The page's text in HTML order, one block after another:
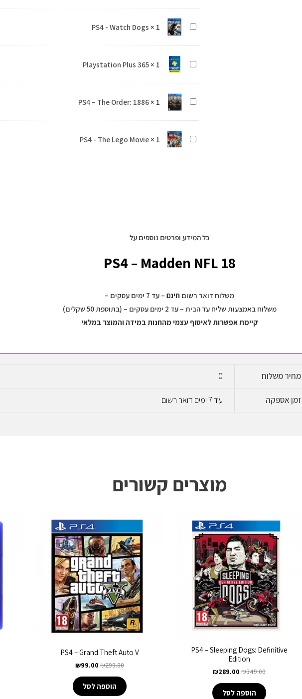
18
Last
of
Remastered
PS4
Watch
Dogs
1
×
PS4 - Watch Dogs
Playstation
1
×
Playstation Plus 365
PS4
Order:
1886
1
×
PS4 – The Order: 1886
PS4
1
×
PS4 - The Lego Movie
כל המידע ופרטים נוספים על
PS4 – Madden NFL 18
משלוח דואר רשום חינם – עד 7 ימים עסקים –
משלוח באמצעות שליח עד הבית – עד 2 ימים עסקים – (בתוספת 50 שקלים)
קיימת אפשרות לאיסוף עצמי מהחנות במידה והמוצר במלאי
מחיר משלוח 0
זמן אספקה עד 7 ימים דואר רשום
מוצרים קשורים
PS4 – Sleeping Dogs: Definitive
Edition
₪349.00
₪289.00
הוספה לסל
PS4 – Grand Theft Auto V
₪299.00
₪99.00
הוספה לסל